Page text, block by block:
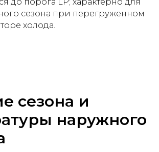
сезона при перегруженном
холода.
сезона и
наружного